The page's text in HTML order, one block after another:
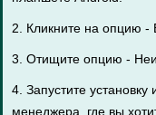
2. Кликните на опцию -
3. Отищите опцию -
4. Запустите
менеджера, где вы